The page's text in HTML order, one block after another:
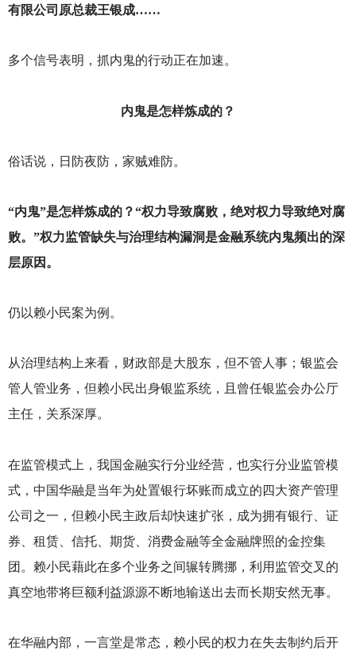
有限公司原总裁王银成……
多个信号表明，抓内鬼的行动正在加速。
内鬼是怎样炼成的？
俗话说，日防夜防，家贼难防。
“内鬼”是怎样炼成的？“权力导致腐败，绝对权力导致绝对腐
败。”权力监管缺失与治理结构漏洞是金融系统内鬼频出的深
层原因。
仍以赖小民案为例。
从治理结构上来看，财政部是大股东，但不管人事；银监会
管人管业务，但赖小民出身银监系统，且曾任银监会办公厅
主任，关系深厚。
在监管模式上，我国金融实行分业经营，也实行分业监管模
式，中国华融是当年为处置银行坏账而成立的四大资产管理
公司之一，但赖小民主政后却快速扩张，成为拥有银行、证
券、租赁、信托、期货、消费金融等全金融牌照的金控集
团。赖小民藉此在多个业务之间辗转腾挪，利用监管交叉的
真空地带将巨额利益源源不断地输送出去而长期安然无事。
在华融内部，一言堂是常态，赖小民的权力在失去制约后开